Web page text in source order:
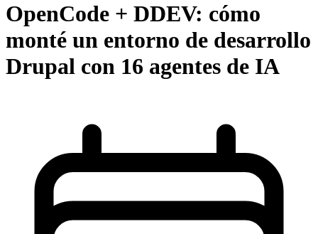
OpenCode + DDEV: cómo
monté un entorno de desarrollo
Drupal con 16 agentes de IA